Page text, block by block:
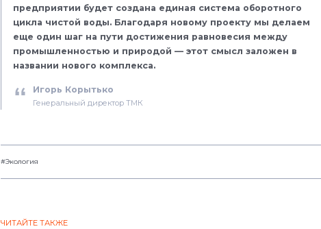
предприятии будет создана единая система оборотного
цикла чистой воды. Благодаря новому проекту мы делаем
еще один шаг на пути достижения равновесия между
промышленностью и природой — этот смысл заложен в
названии нового комплекса.
Игорь Корытько
Генеральный директор ТМК
#Экология
ЧИТАЙТЕ ТАКЖЕ